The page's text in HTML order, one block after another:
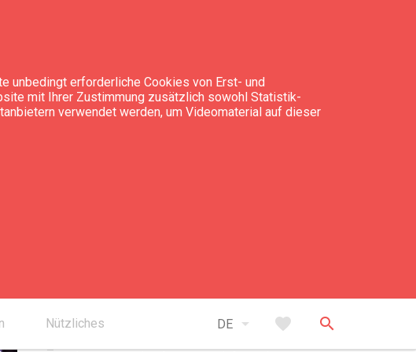
unbedingt erforderliche Cookies von Erst- und
mit Ihrer Zustimmung zusätzlich sowohl Statistik-
verwendet werden, um Videomaterial auf dieser
Nützliches DE arrow_drop_down favorite search